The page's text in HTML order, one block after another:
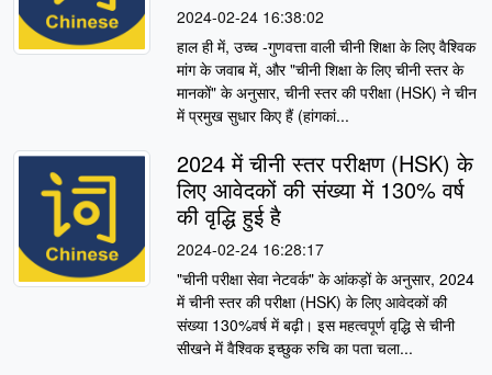
2024-02-24 16:38:02
हाल ही में, उच्च -गुणवत्ता वाली चीनी शिक्षा के लिए वैश्विक
मांग के जवाब में, और "चीनी शिक्षा के लिए चीनी स्तर के
मानकों" के अनुसार, चीनी स्तर की परीक्षा (HSK) ने चीन
में प्रमुख सुधार किए हैं (हांगकां...
2024 में चीनी स्तर परीक्षण (HSK) के
लिए आवेदकों की संख्या में 130% वर्ष
की वृद्धि हुई है
2024-02-24 16:28:17
"चीनी परीक्षा सेवा नेटवर्क" के आंकड़ों के अनुसार, 2024
में चीनी स्तर की परीक्षा (HSK) के लिए आवेदकों की
संख्या 130%वर्ष में बढ़ी। इस महत्वपूर्ण वृद्धि से चीनी
सीखने में वैश्विक इच्छुक रुचि का पता चला...